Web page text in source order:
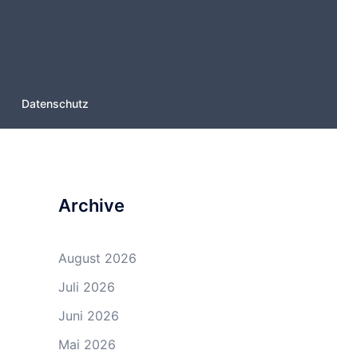
Datenschutz
Archive
August 2026
Juli 2026
Juni 2026
Mai 2026